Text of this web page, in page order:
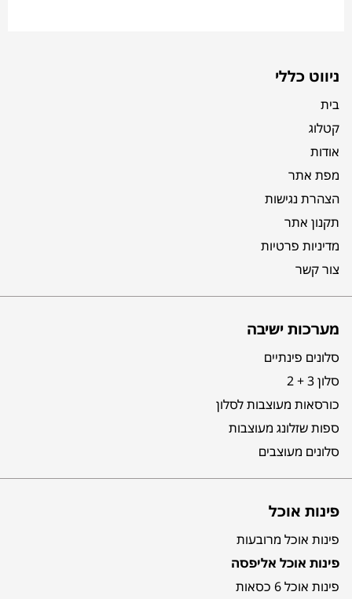
ניווט כללי
בית
קטלוג
אודות
מפת אתר
הצהרת נגישות
תקנון אתר
מדיניות פרטיות
צור קשר
מערכות ישיבה
סלונים פינתיים
סלון 3 + 2
כורסאות מעוצבות לסלון
ספות שזלונג מעוצבות
סלונים מעוצבים
פינות אוכל
פינות אוכל מרובעות
פינות אוכל אליפסה
פינות אוכל 6 כסאות